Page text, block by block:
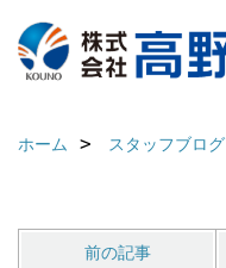
ホーム スタッフブログ
前の記事